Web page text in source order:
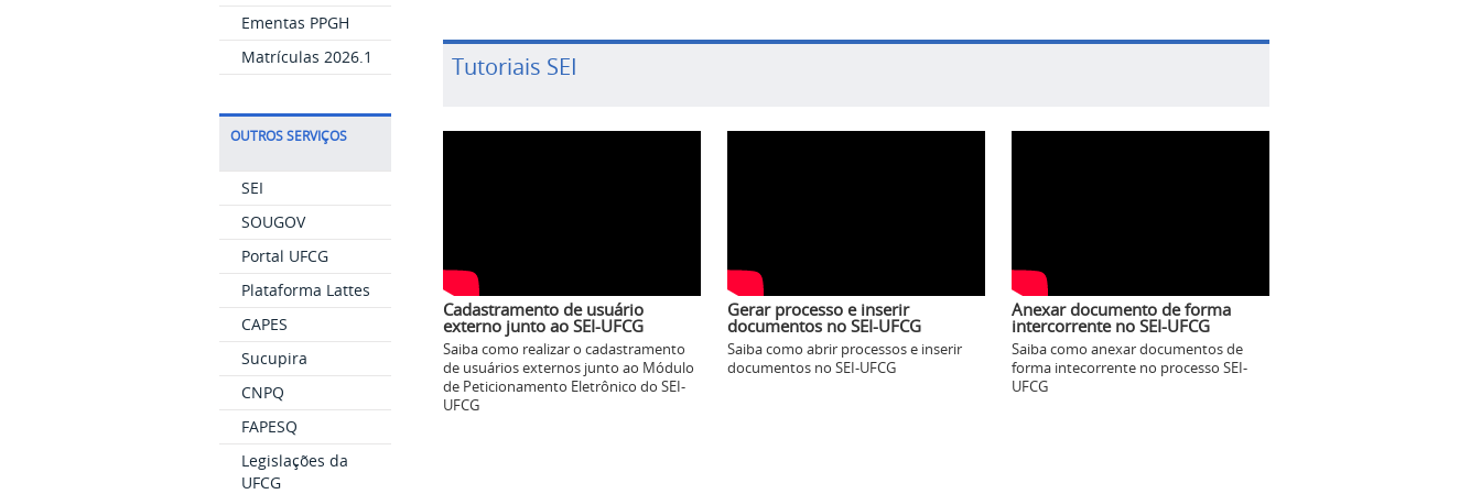
Ementas PPGH
Matrículas 2026.1
OUTROS SERVIÇOS
SEI
SOUGOV
Portal UFCG
Plataforma Lattes
CAPES
Sucupira
CNPQ
FAPESQ
Legislações da
UFCG
Tutoriais SEI
Cadastramento de usuário
externo junto ao SEI-UFCG
Saiba como realizar o cadastramento
de usuários externos junto ao Módulo
de Peticionamento Eletrônico do SEI-
UFCG
Gerar processo e inserir
documentos no SEI-UFCG
Saiba como abrir processos e inserir
documentos no SEI-UFCG
Anexar documento de forma
intercorrente no SEI-UFCG
Saiba como anexar documentos de
forma intecorrente no processo SEI-
UFCG